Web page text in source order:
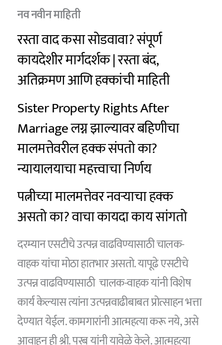
नव नवीन माहिती
रस्ता वाद कसा सोडवावा? संपूर्ण
कायदेशीर मार्गदर्शक | रस्ता बंद,
अतिक्रमण आणि हक्कांची माहिती
Sister Property Rights After
Marriage लग्न झाल्यावर बहिणीचा
मालमत्तेवरील हक्क संपतो का?
न्यायालयाचा महत्त्वाचा निर्णय
पत्नीच्या मालमत्तेवर नवऱ्याचा हक्क
असतो का? वाचा कायदा काय सांगतो
दरम्यान एसटीचे उत्पन्न वाढविण्यासाठी चालक-
वाहक यांचा मोठा हातभार असतो. यापूढे एसटीचे
उत्पन्न वाढविण्यासाठी चालक-वाहक यांनी विशेष
कार्य केल्यास त्यांना उत्पन्नवाढीबाबत प्रोत्साहन भत्ता
देण्यात येईल. कामगारांनी आत्महत्या करू नये, असे
आवाहन ही श्री. परब यांनी यावेळे केले. आत्महत्या